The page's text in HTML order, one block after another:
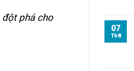
phá cho
07
Th8